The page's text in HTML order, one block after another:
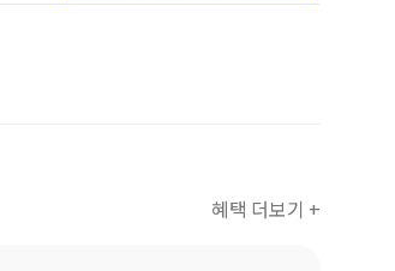
혜택 더보기 +